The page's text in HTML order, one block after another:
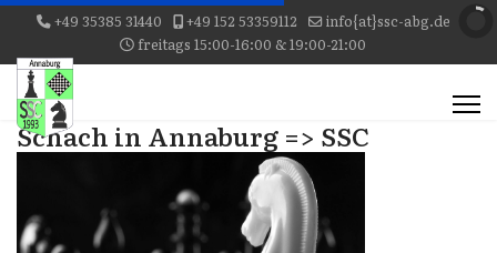
+49 35385 31440 +49 152 53359112
info{at}ssc-abg.de
freitags 15:00-16:00 & 19:00-21:00
Schach in Annaburg => SSC